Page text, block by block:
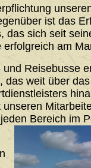
ist das
das sich seit
erfolgreich am
und Reisebusse
das weit über
Bereich im